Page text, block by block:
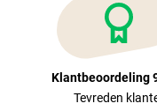
Klantbeoordeling
Tevreden